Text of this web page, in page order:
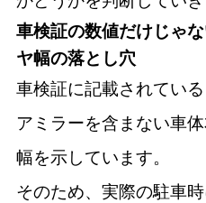
車検証の数値だけじゃ
ヤ幅の落とし穴
車検証に記載されてい
アミラーを含まない車
幅を示しています。
そのため、実際の駐車